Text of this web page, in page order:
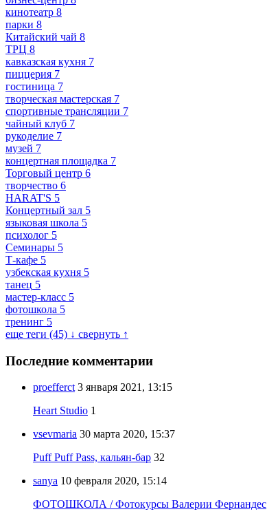
кинотеатр 8
парки 8
Китайский чай 8
ТРЦ 8
кавказская кухня 7
пиццерия 7
гостиница 7
творческая мастерская 7
спортивные трансляции 7
чайный клуб 7
рукоделие 7
музей 7
концертная площадка 7
Торговый центр 6
творчество 6
HARAT'S 5
Концертный зал 5
языковая школа 5
психолог 5
Семинары 5
Т-кафе 5
узбекская кухня 5
танец 5
мастер-класс 5
фотошкола 5
тренинг 5
еще теги (45) ↓ свернуть ↑
Последние комментарии
proefferct 3 января 2021, 13:15
Heart Studio 1
vsevmaria 30 марта 2020, 15:37
Puff Puff Pass, кальян-бар 32
sanya 10 февраля 2020, 15:14
ФОТОШКОЛА / Фотокурсы Валерии Фернандес